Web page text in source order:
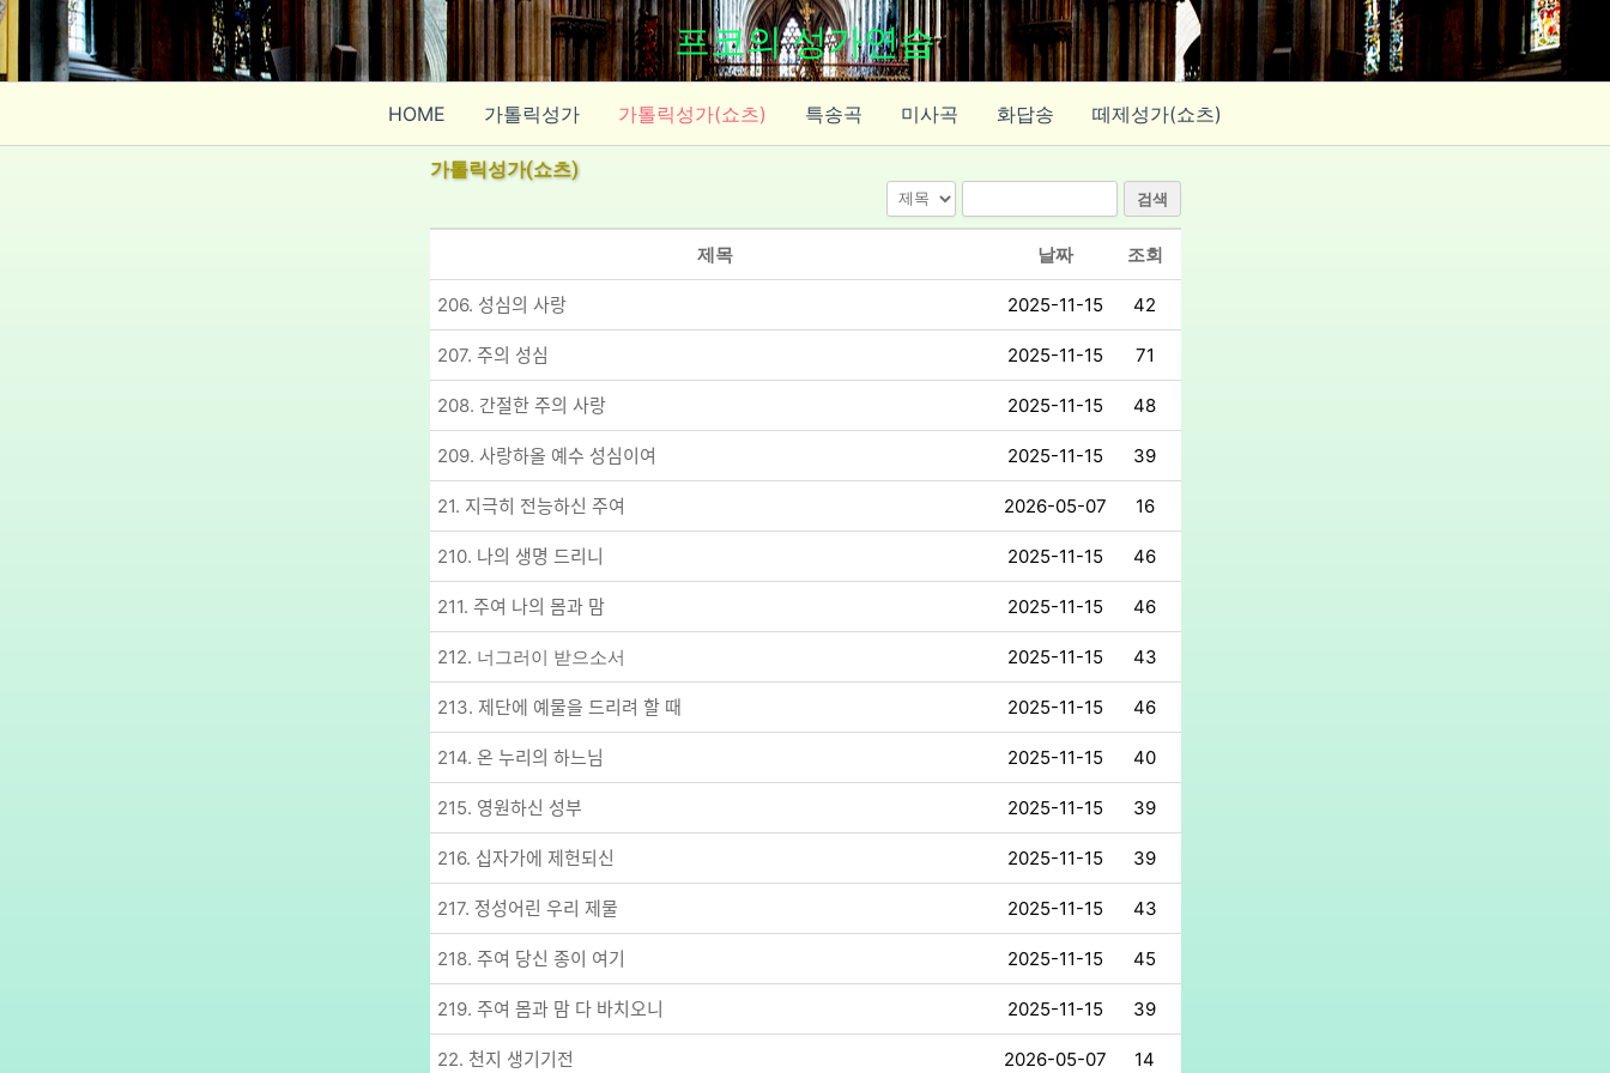
콘
텐
츠
건
프코의 성가연습
HOME 가톨릭성가 가톨릭성가(쇼츠) 특송곡 미사곡 화답송 떼제성가(쇼츠)
가톨릭성가(쇼츠)
검색
제목 날짜 조회
206. 성심의 사랑 2025-11-15 42
207. 주의 성심 2025-11-15 71
208. 간절한 주의 사랑 2025-11-15 48
209. 사랑하올 예수 성심이여 2025-11-15 39
21. 지극히 전능하신 주여 2026-05-07 16
210. 나의 생명 드리니 2025-11-15 46
211. 주여 나의 몸과 맘 2025-11-15 46
212. 너그러이 받으소서 2025-11-15 43
213. 제단에 예물을 드리려 할 때 2025-11-15 46
214. 온 누리의 하느님 2025-11-15 40
215. 영원하신 성부 2025-11-15 39
216. 십자가에 제헌되신 2025-11-15 39
217. 정성어린 우리 제물 2025-11-15 43
218. 주여 당신 종이 여기 2025-11-15 45
219. 주여 몸과 맘 다 바치오니 2025-11-15 39
22. 천지 생기기전 2026-05-07 14